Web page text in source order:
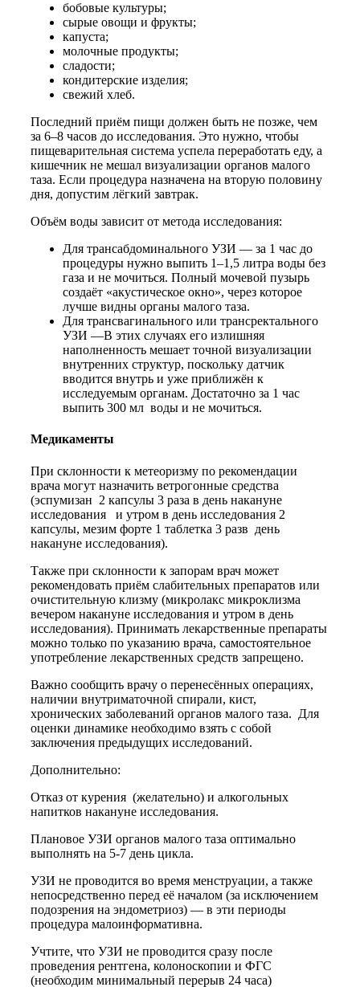
бобовые культуры;
сырые овощи и фрукты;
капуста;
молочные продукты;
сладости;
кондитерские изделия;
свежий хлеб.
Последний приём пищи должен быть не позже, чем
за 6–8 часов до исследования. Это нужно, чтобы
пищеварительная система успела переработать еду, а
кишечник не мешал визуализации органов малого
таза. Если процедура назначена на вторую половину
дня, допустим лёгкий завтрак.
Объём воды зависит от метода исследования:
Для трансабдоминального УЗИ — за 1 час до
процедуры нужно выпить 1–1,5 литра воды без
газа и не мочиться. Полный мочевой пузырь
создаёт «акустическое окно», через которое
лучше видны органы малого таза.
Для трансвагинального или трансректального
УЗИ —В этих случаях его излишняя
наполненность мешает точной визуализации
внутренних структур, поскольку датчик
вводится внутрь и уже приближён к
исследуемым органам. Достаточно за 1 час
выпить 300 мл воды и не мочиться.
Медикаменты
При склонности к метеоризму по рекомендации
врача могут назначить ветрогонные средства
(эспумизан 2 капсулы 3 раза в день накануне
исследования и утром в день исследования 2
капсулы, мезим форте 1 таблетка 3 разв день
накануне исследования).
Также при склонности к запорам врач может
рекомендовать приём слабительных препаратов или
очистительную клизму (микролакс микроклизма
вечером накануне исследования и утром в день
исследования). Принимать лекарственные препараты
можно только по указанию врача, самостоятельное
употребление лекарственных средств запрещено.
Важно сообщить врачу о перенесённых операциях,
наличии внутриматочной спирали, кист,
хронических заболеваний органов малого таза. Для
оценки динамике необходимо взять с собой
заключения предыдущих исследований.
Дополнительно:
Отказ от курения (желательно) и алкогольных
напитков накануне исследования.
Плановое УЗИ органов малого таза оптимально
выполнять на 5-7 день цикла.
УЗИ не проводится во время менструации, а также
непосредственно перед её началом (за исключением
подозрения на эндометриоз) — в эти периоды
процедура малоинформативна.
Учтите, что УЗИ не проводится сразу после
проведения рентгена, колоноскопии и ФГС
(необходим минимальный перерыв 24 часа)